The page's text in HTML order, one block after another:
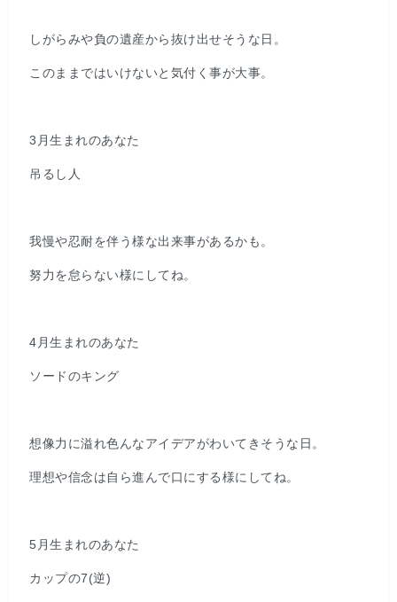
しがらみや負の遺産から抜け出せそうな日。
このままではいけないと気付く事が大事。
3月生まれのあなた
吊るし人
我慢や忍耐を伴う様な出来事があるかも。
努力を怠らない様にしてね。
4月生まれのあなた
ソードのキング
想像力に溢れ色んなアイデアがわいてきそうな日。
理想や信念は自ら進んで口にする様にしてね。
5月生まれのあなた
カップの7(逆)